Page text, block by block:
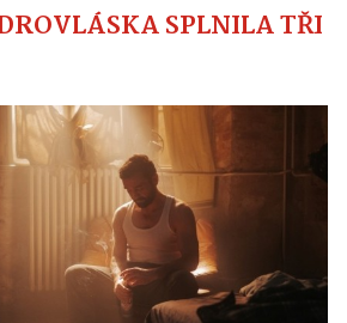
SPLNILA